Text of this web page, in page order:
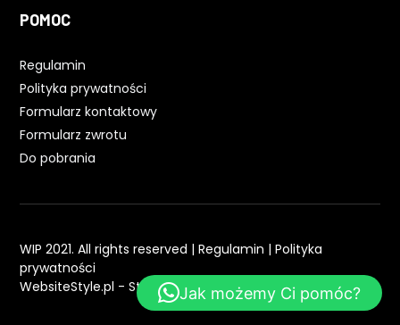
POMOC
Regulamin
Polityka prywatności
Formularz kontaktowy
Formularz zwrotu
Do pobrania
WIP 2021. All rights reserved |Regulamin |Polityka
prywatności
WebsiteStyle.pl - Strony WWWJak możemy Ci pomóc?